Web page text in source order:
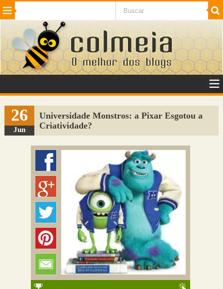
Beleza Cinema e TV
Internet Jogos NotÃ­cias SaÃºde
VeÃ­culos Adulto
Sugerir Link
Adicionar Blog
Colmeia Exchange
26
Jun
Universidade Monstros: a Pixar Esgotou a
Criatividade?